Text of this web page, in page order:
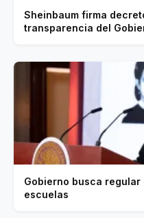
Sheinbaum firma
transparencia del
Gobierno busca
escuelas